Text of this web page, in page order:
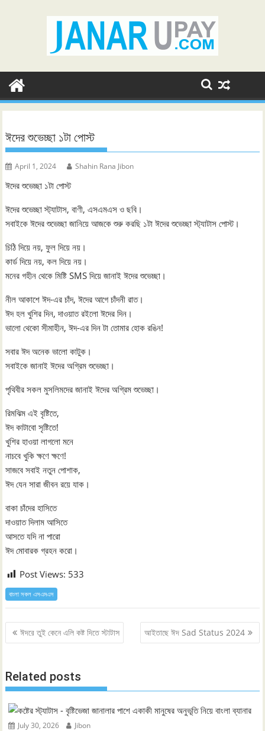
ঈদের শুভেচ্ছা ‍১টা পোস্ট
April 1, 2024 Shahin Rana Jibon
ঈদের শুভেচ্ছা ‍১টা পোস্ট
ঈদের শুভেচ্ছা স্ট্যাটাস, বাণী, এসএমএস ও ছবি।
সবাইকে ঈদের শুভেচ্ছা জানিয়ে আজকে শুরু করছি ১টা ঈদের শুভেচ্ছা স্ট্যাটাস পোস্ট।
চিঠি দিয়ে নয়, ফুল দিয়ে নয়।
কার্ড দিয়ে নয়, কল দিয়ে নয়।
মনের গহীন থেকে মিষ্টি SMS দিয়ে জানাই ঈদের শুভেচ্ছা।
নীল আকাশে ঈদ-এর চাঁদ, ঈদের আগে চাঁদনী রাত।
ঈদ হল খুশির দিন, দাওয়াত রইলো ঈদের দিন।
ভালো থেকো সীমাহীন, ঈদ-এর দিন টা তোমার হোক রঙিন!
সবার ঈদ অনেক ভালো কাটুক।
সবাইকে জানাই ঈদের অগ্রিম শুভেচ্ছা।
পৃথিবীর সকল মুসলিমদের জানাই ঈদের অগ্রিম শুভেচ্ছা।
রিমঝিম এই বৃষ্টিতে,
ঈদ কাটাবো সৃষ্টিতে!
খুশির হাওয়া লাগলো মনে
নাচবে খুকি ক্ষণে ক্ষণে!
সাজবে সবাই নতুন পোশাক,
ঈদ যেন সারা জীবন রয়ে যাক।
বাকা চাঁদের হাসিতে
দাওয়াত দিলাম আসিতে
আসতে যদি না পারো
ঈদ মোবারক গ্রহন করো।
Post Views: 533
বাংলা সকল এসএমএস
Post
navigation
ঈদরে তুই কেনে এলি কষ্ট দিতে ‍স্টাটাস আইতাছে ঈদ ‍Sad Status 2024
Related posts
July 30, 2026 Jibon